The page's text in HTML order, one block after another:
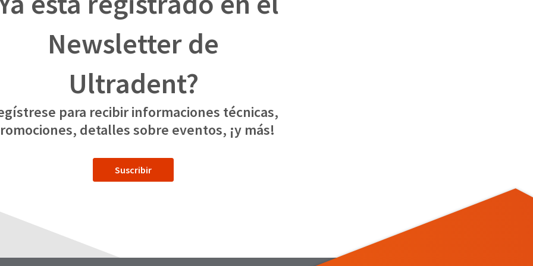
Newsletter de
Ultradent?
para recibir informaciones técnicas,
detalles sobre eventos, ¡y más!
Suscribir